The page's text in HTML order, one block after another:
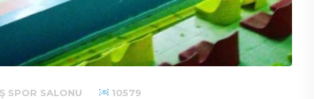
SPOR SALONU 10579